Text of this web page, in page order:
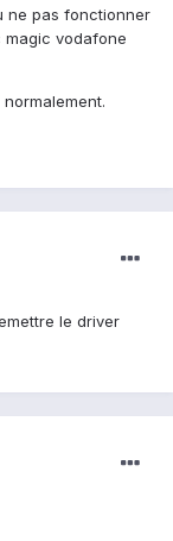
ne pas fonctionner
magic vodafone
le driver